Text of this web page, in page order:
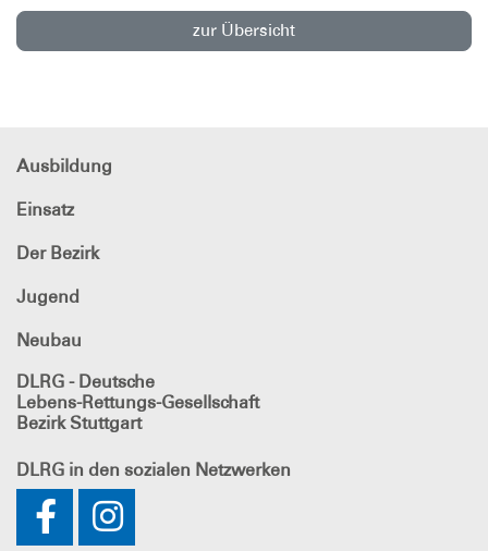
zur Übersicht
Ausbildung
Einsatz
Der Bezirk
Jugend
Neubau
DLRG - Deutsche
Lebens-Rettungs-Gesellschaft
Bezirk Stuttgart
DLRG in den sozialen Netzwerken